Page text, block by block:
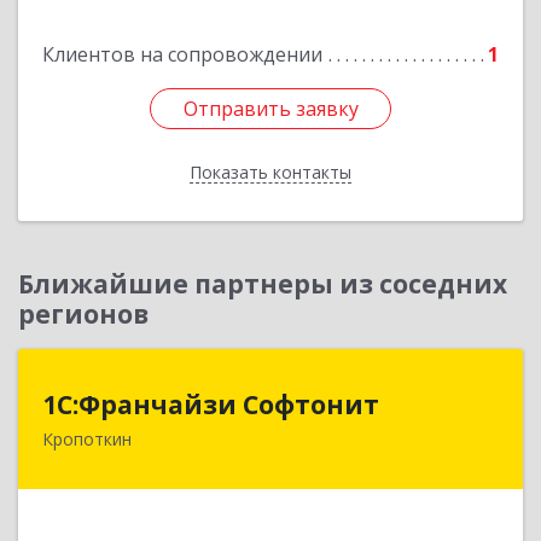
Клиентов на сопровождении 1
Отправить заявку
Показать контакты
Отправить заявку
Назад
Ближайшие партнеры из соседних
регионов
1С:Франчайзи Софтонит
Кропоткин
1С:Франчайзи Софтонит
352380, Краснодарский край, Кавказский р-н,